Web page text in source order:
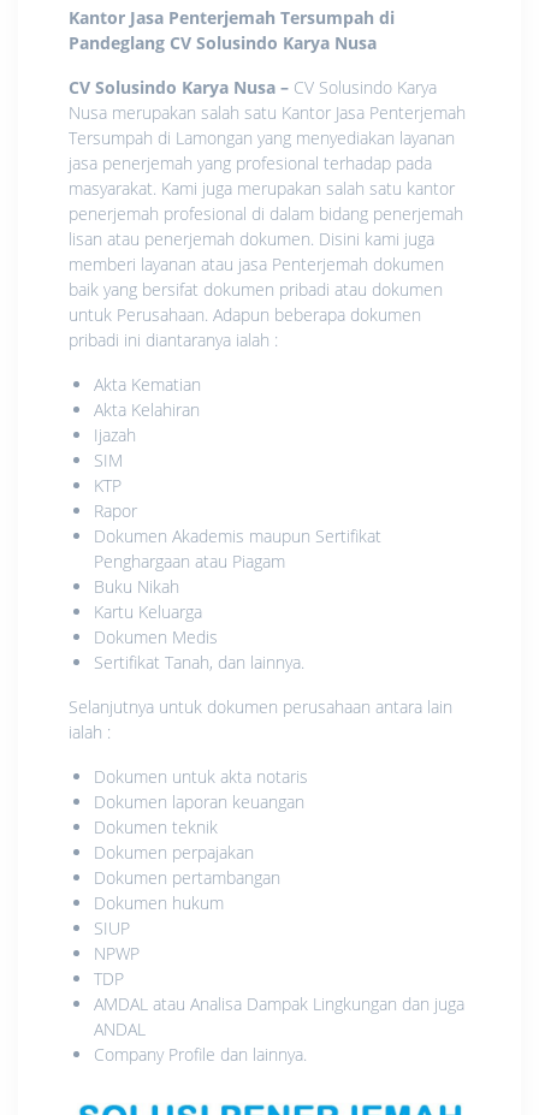
Kantor Jasa Penterjemah Tersumpah di
Pandeglang CV Solusindo Karya Nusa
CV Solusindo Karya Nusa – CV Solusindo Karya
Nusa merupakan salah satu Kantor Jasa Penterjemah
Tersumpah di Lamongan yang menyediakan layanan
jasa penerjemah yang profesional terhadap pada
masyarakat. Kami juga merupakan salah satu kantor
penerjemah profesional di dalam bidang penerjemah
lisan atau penerjemah dokumen. Disini kami juga
memberi layanan atau jasa Penterjemah dokumen
baik yang bersifat dokumen pribadi atau dokumen
untuk Perusahaan. Adapun beberapa dokumen
pribadi ini diantaranya ialah :
Akta Kematian
Akta Kelahiran
Ijazah
SIM
KTP
Rapor
Dokumen Akademis maupun Sertifikat
Penghargaan atau Piagam
Buku Nikah
Kartu Keluarga
Dokumen Medis
Sertifikat Tanah, dan lainnya.
Selanjutnya untuk dokumen perusahaan antara lain
ialah :
Dokumen untuk akta notaris
Dokumen laporan keuangan
Dokumen teknik
Dokumen perpajakan
Dokumen pertambangan
Dokumen hukum
SIUP
NPWP
TDP
AMDAL atau Analisa Dampak Lingkungan dan juga
ANDAL
Company Profile dan lainnya.